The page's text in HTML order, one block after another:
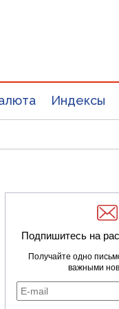
Индексы
Подпишитесь на
Получайте одно
важными